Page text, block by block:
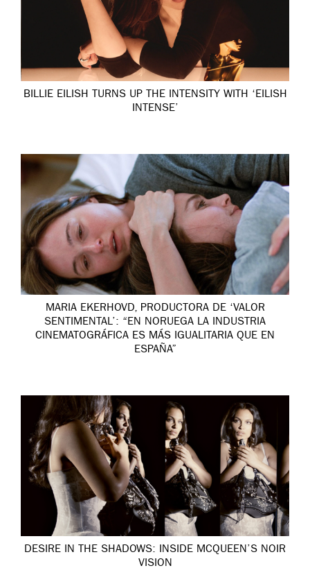
BILLIE EILISH TURNS UP THE INTENSITY WITH ‘EILISH
INTENSE’
MARIA EKERHOVD, PRODUCTORA DE ‘VALOR
SENTIMENTAL’: “EN NORUEGA LA INDUSTRIA
CINEMATOGRÁFICA ES MÁS IGUALITARIA QUE EN
ESPAÑA”
DESIRE IN THE SHADOWS: INSIDE MCQUEEN’S NOIR
VISION